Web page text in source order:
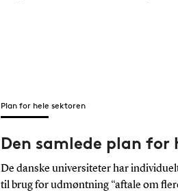
Plan for hele sektoren
Den samlede plan for
De danske universiteter har
til brug for udmøntning “aftale om